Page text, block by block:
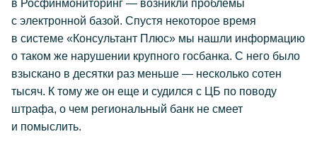
в Росфинмониторинг — возникли проблемы
с электронной базой. Спустя некоторое время
в системе «Консультант Плюс» мы нашли информацию
о таком же нарушении крупного госбанка. С него было
взыскано в десятки раз меньше — несколько сотен
тысяч. К тому же он еще и судился с ЦБ по поводу
штрафа, о чем региональный банк не смеет
и помыслить.